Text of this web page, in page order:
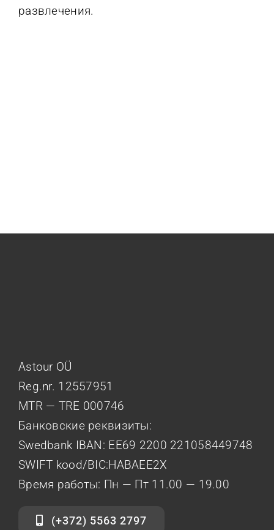
развлечения.
Astour OÜ
Reg.nr. 12557951
MTR — TRE 000746
Банковские реквизиты:
Swedbank IBAN: EE69 2200 221058449748
SWIFT kood/BIC:HABAEE2X
Время работы: Пн — Пт 11.00 — 19.00
(+372) 5563 2797